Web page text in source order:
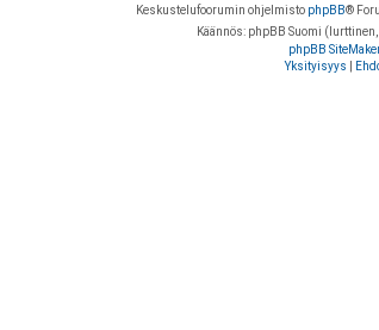
Keskustelufoorumin ohjelmisto phpBB®
Käännös: phpBB Suomi
phpBB
Yksityisyys